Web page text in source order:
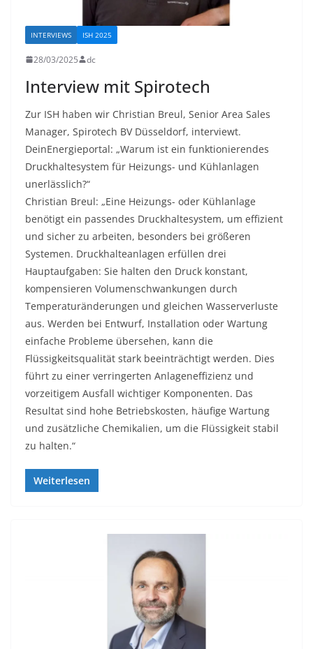
INTERVIEWS ISH 2025
28/03/2025 dc
Interview mit Spirotech
Zur ISH haben wir Christian Breul, Senior Area Sales
Manager, Spirotech BV Düsseldorf, interviewt.
DeinEnergieportal: „Warum ist ein funktionierendes
Druckhaltesystem für Heizungs- und Kühlanlagen
unerlässlich?“
Christian Breul: „Eine Heizungs- oder Kühlanlage
benötigt ein passendes Druckhaltesystem, um effizient
und sicher zu arbeiten, besonders bei größeren
Systemen. Druckhalteanlagen erfüllen drei
Hauptaufgaben: Sie halten den Druck konstant,
kompensieren Volumenschwankungen durch
Temperaturänderungen und gleichen Wasserverluste
aus. Werden bei Entwurf, Installation oder Wartung
einfache Probleme übersehen, kann die
Flüssigkeitsqualität stark beeinträchtigt werden. Dies
führt zu einer verringerten Anlageneffizienz und
vorzeitigem Ausfall wichtiger Komponenten. Das
Resultat sind hohe Betriebskosten, häufige Wartung
und zusätzliche Chemikalien, um die Flüssigkeit stabil
zu halten.“
Weiterlesen